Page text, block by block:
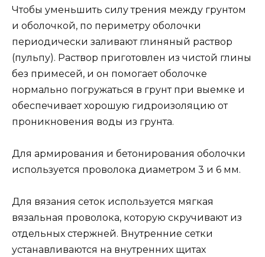
Чтобы уменьшить силу трения между грунтом
и оболочкой, по периметру оболочки
периодически заливают глиняный раствор
(пульпу). Раствор приготовлен из чистой глины
без примесей, и он помогает оболочке
нормально погружаться в грунт при выемке и
обеспечивает хорошую гидроизоляцию от
проникновения воды из грунта.
Для армирования и бетонирования оболочки
используется проволока диаметром 3 и 6 мм.
Для вязания сеток используется мягкая
вязальная проволока, которую скручивают из
отдельных стержней. Внутренние сетки
устанавливаются на внутренних щитах